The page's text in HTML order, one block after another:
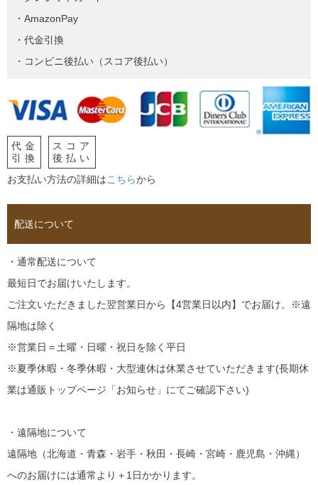
・AmazonPay
・代金引換
・コンビニ後払い（スコア後払い）
代金
引換
スコア
後払い
お支払い方法の詳細はこちらから
配送について
・通常配送について
最短日でお届けいたします。
ご注文いただきました翌営業日から【4営業日以内】でお届け。※遠
隔地は除く
※営業日＝土曜・日曜・祝日を除く平日
※夏季休暇・冬季休暇・大型連休は休業させていただきます(長期休
業は通販トップページ「お知らせ」にてご確認下さい)
・遠隔地について
遠隔地（北海道・青森・岩手・秋田・長崎・宮崎・鹿児島・沖縄）
へのお届けには通常より＋1日かかります。